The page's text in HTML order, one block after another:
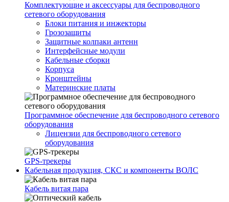
Комплектующие и аксессуары для беспроводного
сетевого оборудования
Блоки питания и инжекторы
Грозозащиты
Защитные колпаки антенн
Интерфейсные модули
Кабельные сборки
Корпуса
Кронштейны
Материнские платы
Программное обеспечение для беспроводного сетевого
оборудования
Лицензии для беспроводного сетевого
оборудования
GPS-трекеры
Кабельная продукция, СКС и компоненты ВОЛС
Кабель витая пара